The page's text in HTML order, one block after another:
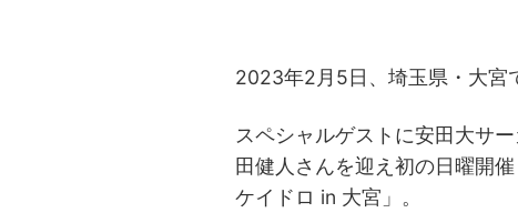
2023年2月5日、埼玉県・大宮
スペシャルゲストに安田大サ
田健人さんを迎え初の日曜開
ケイドロ in 大宮」。